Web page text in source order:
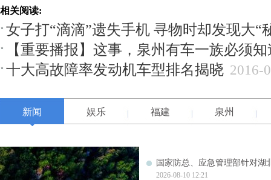
相关阅读:
女子打“滴滴”遗失手机 寻物时却发现大“
【重要播报】这事，泉州有车一族必须
十大高故障率发动机车型排名揭晓 2016-
新闻 娱乐 福建 泉州
国家防总、应急管理部针对湖
2026-08-10 12:21